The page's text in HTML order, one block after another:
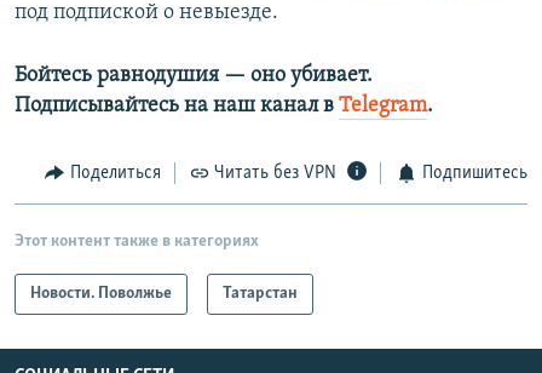
под подпиской о невыезде.
Бойтесь равнодушия — оно убивает.
Подписывайтесь на наш канал в Telegram.
Поделиться Читать без VPN Подпишитесь
Этот контент также в категориях
Новости. Поволжье Татарстан